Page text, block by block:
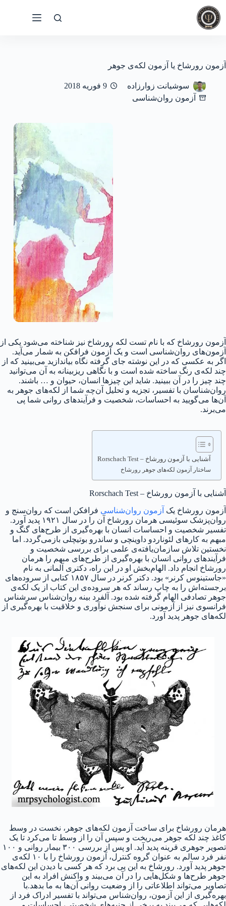
پرش
به
محتوا
آزمون رورشاخ یا آزمون لکه‌ی جوهر
سوشیانت زوارزاده
9 فوریه 2018
آزمون‌ روان‌شناسی
آزمون رورشاخ که با نام تست لکه‌ رورشاخ نیز شناخته می‌شود یکی از
آزمون‌های روان‌شناسی است و یک آزمون فرافکن به شمار می‌آید.
اگر به عکسی که در این نوشته جای گرفته نگاه بیاندازید می‌بینید که از
چند لکه‌ی رنگ ساخته شده است و با نگاهی ریزبینانه به آن می‌توانید
چند چیز را در آن ببینید. شاید این چیزها انسان، حیوان و … باشند.
روان‌شناسان با تفسیر، تجزیه و تحلیل آن‌چه شما از لکه‌های جوهر به
آن‌ها می‌گویید به احساسات، شخصیت و فرآیندهای روانی شما پی
می‌برند.
آشنایی با آزمون رورشاخ – Rorschach Test
ساختار آزمون لکه‌های جوهر رورشاخ
آشنایی با آزمون رورشاخ – Rorschach Test
آزمون رورشاخ یک آزمون روان‌شناسی فرافکن است که روان‌سنج و
روان‌پزشک سوئیسی هرمان رورشاخ آن را در سال ۱۹۲۱ پدید آورد.
تفسیر شخصیت و احساسات انسان با بهره‌گیری از طرح‌های گنگ و
مبهم به کارهای لئوناردو داوینچی و ساندرو بوتیچلی بازمی‌گردد. اما
نخستین تلاش سازمان‌یافته‌ی علمی برای بررسی شخصیت و
فرآیندهای روانی انسان با بهره‌گیری از طرح‌های مبهم را هرمان
رورشاخ انجام داد. الهام‌بخش او در این راه، دکتری آلمانی به نام
«جاستینوس کرنر» بود. دکتر کرنر در سال ۱۸۵۷ کتابی از سروده‌های
برجسته‌اش را به چاپ رساند که هر سروده‌ی این کتاب از یک لکه‌ی
جوهر تصادفی الهام گرفته شده بود. آلفرد بینه روان‌شناس سرشناس
فرانسوی نیز از آزمونی برای سنجش نوآوری و خلاقیت با بهره‌گیری از
لکه‌های جوهر پدید آورد.
هرمان رورشاخ برای ساخت آزمون لکه‌های جوهر، نخست در وسط
کاغذ چند لکه جوهر می‌ریخت و سپس آن را از وسط تا می‌کرد تا یک
تصویر جوهری قرینه پدید آید. او پس از بررسی ۳۰۰ بیمار روانی و ۱۰۰
نفر فرد سالم به عنوان گروه کنترل، آزمون رورشاخ را با ۱۰ لکه‌ی
جوهر پدید آورد. رورشاخ به این پی برد که هر کسی با دیدن این لکه‌های
جوهر طرح‌ها و شکل‌هایی را در آن می‌بیند و واکنش افراد به این
تصاویر می‌تواند اطلاعاتی را از وضعیت روانی آن‌ها به ما بدهد.با
بهره‌گیری از این آزمون، روان‌شناس می‌تواند با تفسیر ادراک فرد از